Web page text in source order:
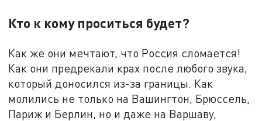
Кто к кому проситься будет?
Как же они мечтают, что Россия сломается!
Как они предрекали крах после любого звука,
который доносился из-за границы. Как
молились не только на Вашингтон, Брюссель,
Париж и Берлин, но и даже на Варшаву,